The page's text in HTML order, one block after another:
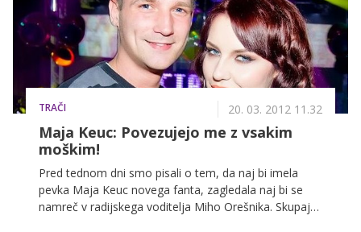
TRAČI 20. 03. 2012 11.32
Maja Keuc: Povezujejo me z vsakim
moškim!
Pred tednom dni smo pisali o tem, da naj bi imela
pevka Maja Keuc novega fanta, zagledala naj bi se
namreč v radijskega voditelja Miho Orešnika. Skupaj